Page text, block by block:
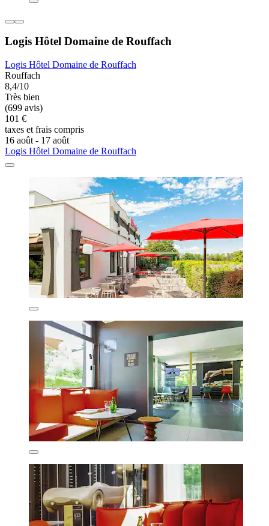
Logis Hôtel Domaine de Rouffach
Logis Hôtel Domaine de Rouffach
Rouffach
8,4/10
Très bien
(699 avis)
101 €
taxes et frais compris
16 août - 17 août
Logis Hôtel Domaine de Rouffach